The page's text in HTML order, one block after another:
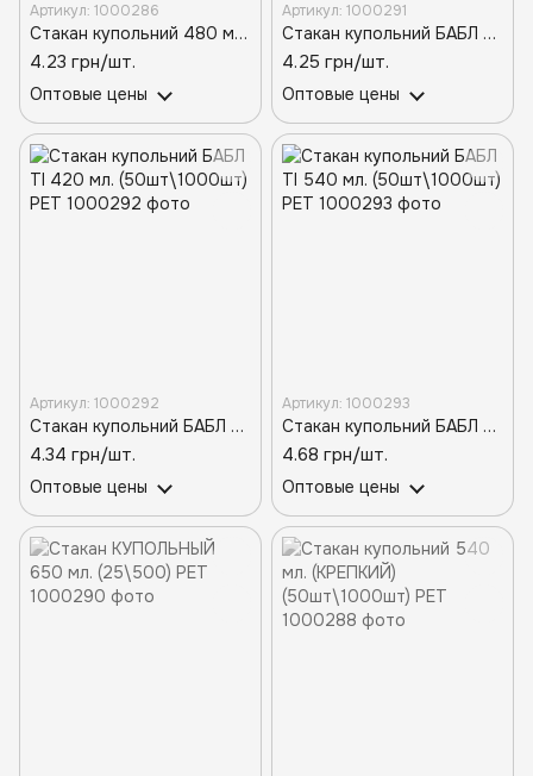
Артикул: 1000286
Стакан купольний 480 мл. (КРЕПКИЙ) (50шт\1000шт) PET
4.23 грн/шт.
Оптовые цены
Артикул: 1000291
Стакан купольний БАБЛ ТІ 360 мл. (50шт\1000шт) РЕТ
4.25 грн/шт.
Оптовые цены
Артикул: 1000292
Стакан купольний БАБЛ ТІ 420 мл. (50шт\1000шт) РЕТ
4.34 грн/шт.
Оптовые цены
Артикул: 1000293
Стакан купольний БАБЛ ТІ 540 мл. (50шт\1000шт) РЕТ
4.68 грн/шт.
Оптовые цены